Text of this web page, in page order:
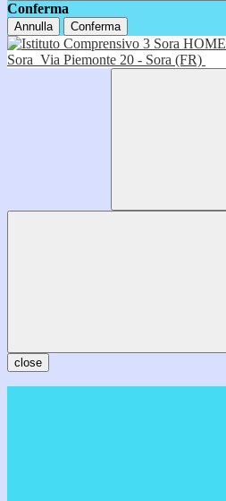
Conferma
Annulla Conferma
HOME
Sora Via Piemonte 20 - Sora (FR)
close